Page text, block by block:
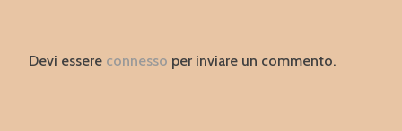
Devi essere connesso per inviare un commento.